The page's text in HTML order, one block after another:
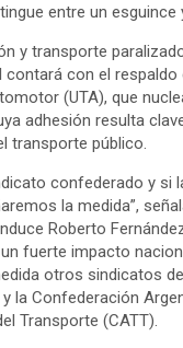
entre un esguince
y transporte
contará con el respaldo
(UTA), que
adhesión resulta
transporte público.
confederado y si
la medida”,
Roberto
fuerte impacto
otros sindicatos
la Confederación
Transporte (CATT).